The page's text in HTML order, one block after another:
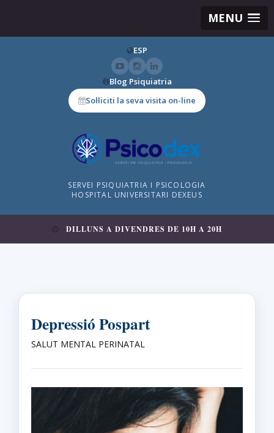
MENU
ESP
Blog Psiquiatria
Sol·liciti la seva visita on-line
SERVEI PSIQUIATRIA I PSICOLOGIA
HOSPITAL UNIVERSITARI DEXEUS
DILLUNS A DIVENDRES DE 10H A 20H
Depressió Pospart
SALUT MENTAL PERINATAL